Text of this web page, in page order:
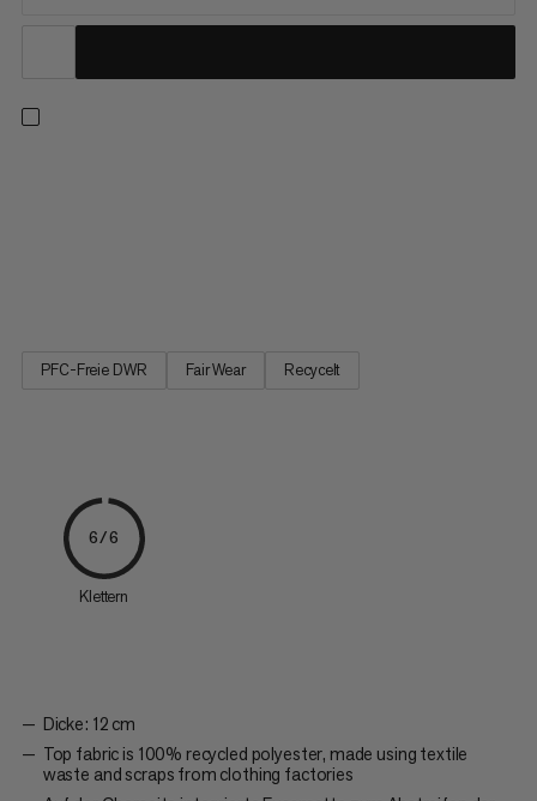
PFC-Freie DWR Fair Wear Recycelt
6/6
Klettern
Dicke: 12 cm
Top fabric is 100% recycled polyester, made using textile
waste and scraps from clothing factories